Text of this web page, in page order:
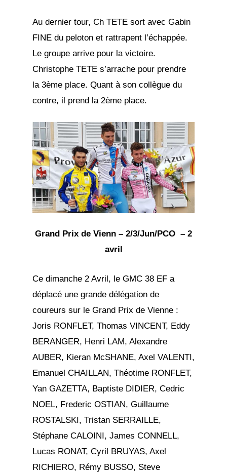
Au dernier tour, Ch TETE sort avec Gabin
FINE du peloton et rattrapent l’échappée.
Le groupe arrive pour la victoire.
Christophe TETE s’arrache pour prendre
la 3ème place. Quant à son collègue du
contre, il prend la 2ème place.
Grand Prix de Vienn – 2/3/Jun/PCO – 2
avril
Ce dimanche 2 Avril, le GMC 38 EF a
déplacé une grande délégation de
coureurs sur le Grand Prix de Vienne :
Joris RONFLET, Thomas VINCENT, Eddy
BERANGER, Henri LAM, Alexandre
AUBER, Kieran McSHANE, Axel VALENTI,
Emanuel CHAILLAN, Théotime RONFLET,
Yan GAZETTA, Baptiste DIDIER, Cedric
NOEL, Frederic OSTIAN, Guillaume
ROSTALSKI, Tristan SERRAILLE,
Stéphane CALOINI, James CONNELL,
Lucas RONAT, Cyril BRUYAS, Axel
RICHIERO, Rémy BUSSO, Steve